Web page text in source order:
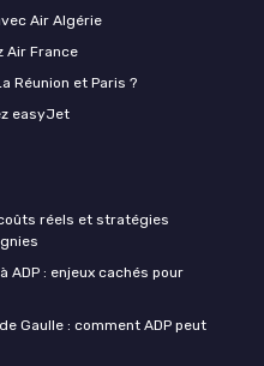
Air Algérie
Air France
Réunion et Paris ?
easyJet
réels et stratégies
ADP : enjeux cachés pour
Gaulle : comment ADP peut